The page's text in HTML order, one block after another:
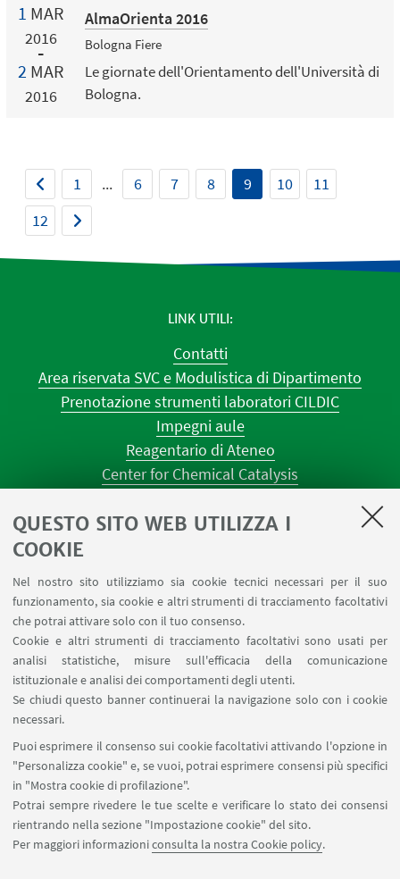
QUESTO SITO WEB UTILIZZA I
COOKIE
Nel nostro sito utilizziamo sia cookie tecnici necessari per il suo
funzionamento, sia cookie e altri strumenti di tracciamento facoltativi
che potrai attivare solo con il tuo consenso.
Cookie e altri strumenti di tracciamento facoltativi sono usati per
analisi statistiche, misure sull'efficacia della comunicazione
istituzionale e analisi dei comportamenti degli utenti.
Se chiudi questo banner continuerai la navigazione solo con i cookie
necessari.
Puoi esprimere il consenso sui cookie facoltativi attivando l'opzione in
"Personalizza cookie" e, se vuoi, potrai esprimere consensi più specifici
in "Mostra cookie di profilazione".
Potrai sempre rivedere le tue scelte e verificare lo stato dei consensi
rientrando nella sezione "Impostazione cookie" del sito.
Per maggiori informazioniconsulta la nostra Cookie policy.
1 MAR
2016
2 MAR
2016
AlmaOrienta 2016
Bologna Fiere
Le giornate dell'Orientamento dell'Università di
Bologna.
1 ... 6 7 8 9 10
11
12
LINK UTILI
Contatti
Area riservata SVC e Modulistica di Dipartimento
Prenotazione strumenti laboratori CILDIC
Impegni aule
Reagentario di Ateneo
Center for Chemical Catalysis
AULE U.E. 4 NAVILE
Prenotazione NMR Navile
Prenotazione strumenti del Dipartimento CHIMIND
SEGUI IL DIPARTIMENTO SU:
SEGUI UNIBO SU:
APP: